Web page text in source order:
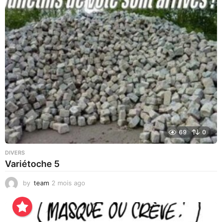
r
s
a
g
o
69 0
DIVERS
Variétoche 5
by team 2 mois ago
e
m